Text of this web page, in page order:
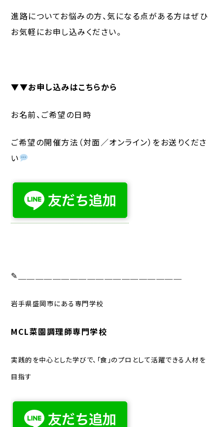
進路についてお悩みの方、気になる点がある方はぜひ
お気軽にお申し込みください。
▼▼お申し込みはこちらから
お名前、ご希望の日時
ご希望の開催方法（対面／オンライン）をお送りくださ
い
✎＿＿＿＿＿＿＿＿＿＿＿＿＿＿＿＿＿＿＿
岩手県盛岡市にある専門学校
MCL菜園調理師専門学校
実践的を中心とした学びで、「食」のプロとして活躍できる人材を
目指す